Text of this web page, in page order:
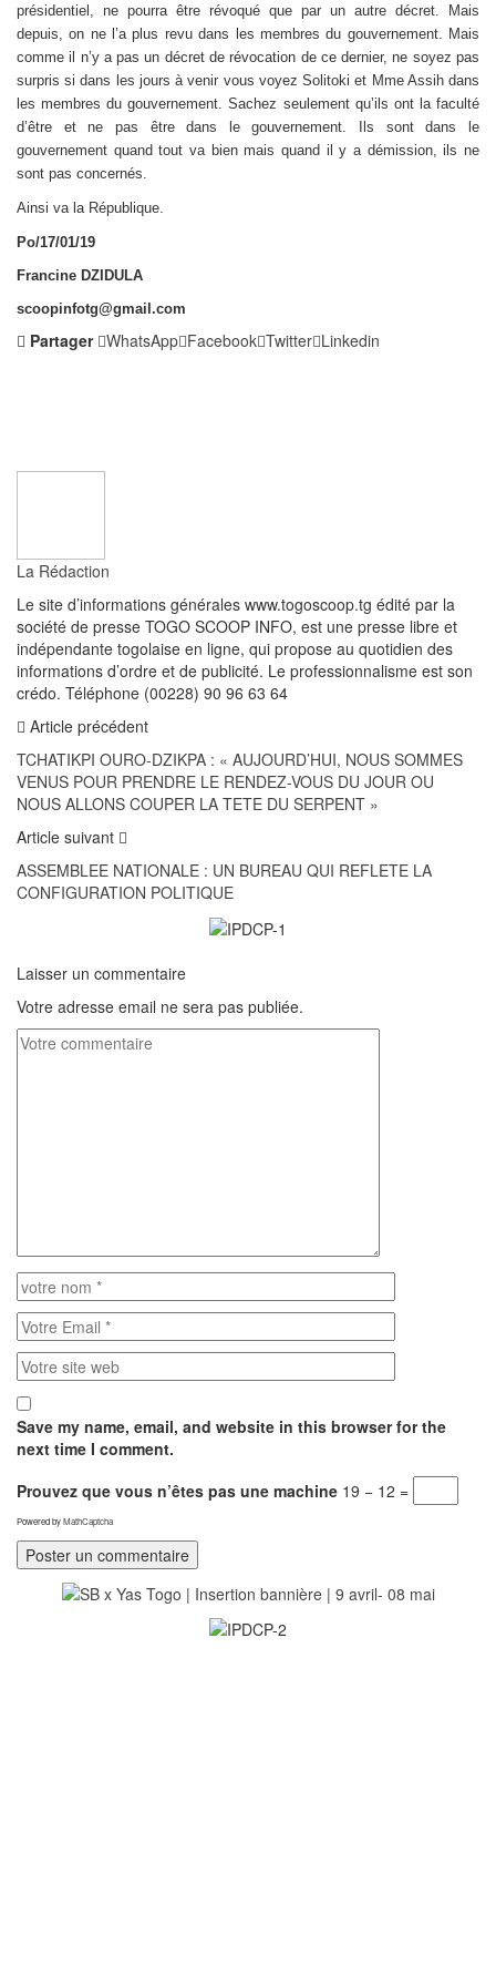
présidentiel, ne pourra être révoqué que par un autre décret. Mais
depuis, on ne l’a plus revu dans les membres du gouvernement. Mais
comme il n’y a pas un décret de révocation de ce dernier, ne soyez pas
surpris si dans les jours à venir vous voyez Solitoki et Mme Assih dans
les membres du gouvernement. Sachez seulement qu’ils ont la faculté
d’être et ne pas être dans le gouvernement. Ils sont dans le
gouvernement quand tout va bien mais quand il y a démission, ils ne
sont pas concernés.
Ainsi va la République.
Po/17/01/19
Francine DZIDULA
scoopinfotg@gmail.com
Partager WhatsApp Facebook Twitter Linkedin
La Rédaction
Le site d’informations générales www.togoscoop.tg édité par la
société de presse TOGO SCOOP INFO, est une presse libre et
indépendante togolaise en ligne, qui propose au quotidien des
informations d’ordre et de publicité. Le professionnalisme est son
crédo. Téléphone (00228) 90 96 63 64
Article précédent
TCHATIKPI OURO-DZIKPA : « AUJOURD’HUI, NOUS SOMMES
VENUS POUR PRENDRE LE RENDEZ-VOUS DU JOUR OU
NOUS ALLONS COUPER LA TETE DU SERPENT »
Article suivant
ASSEMBLEE NATIONALE : UN BUREAU QUI REFLETE LA
CONFIGURATION POLITIQUE
Laisser un commentaire
Votre adresse email ne sera pas publiée.
Save my name, email, and website in this browser for the
next time I comment.
Prouvez que vous n’êtes pas une machine 19 − 12 =
Powered byMathCaptcha